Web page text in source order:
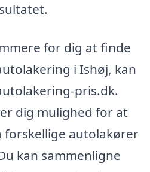
for dig at finde
i Ishøj, kan
pris.dk.
dig mulighed for at
autolakører
kan sammenligne